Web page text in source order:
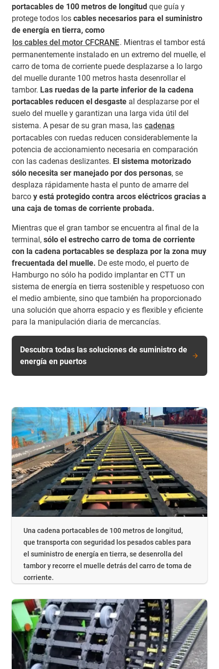
portacables de 100 metros de longitud que guía y
protege todos los cables necesarios para el suministro
de energía en tierra, como
los cables del motor CFCRANE. Mientras el tambor está
permanentemente instalado en un extremo del muelle, el
carro de toma de corriente puede desplazarse a lo largo
del muelle durante 100 metros hasta desenrollar el
tambor. Las ruedas de la parte inferior de la cadena
portacables reducen el desgaste al desplazarse por el
suelo del muelle y garantizan una larga vida útil del
sistema. A pesar de su gran masa, las cadenas
portacables con ruedas reducen considerablemente la
potencia de accionamiento necesaria en comparación
con las cadenas deslizantes. El sistema motorizado
sólo necesita ser manejado por dos personas, se
desplaza rápidamente hasta el punto de amarre del
barco y está protegido contra arcos eléctricos gracias a
una caja de tomas de corriente probada.
Mientras que el gran tambor se encuentra al final de la
terminal, sólo el estrecho carro de toma de corriente
con la cadena portacables se desplaza por la zona muy
frecuentada del muelle. De este modo, el puerto de
Hamburgo no sólo ha podido implantar en CTT un
sistema de energía en tierra sostenible y respetuoso con
el medio ambiente, sino que también ha proporcionado
una solución que ahorra espacio y es flexible y eficiente
para la manipulación diaria de mercancías.
Descubra todas las soluciones de suministro de
energía en puertos
Una cadena portacables de 100 metros de longitud,
que transporta con seguridad los pesados cables para
el suministro de energía en tierra, se desenrolla del
tambor y recorre el muelle detrás del carro de toma de
corriente.